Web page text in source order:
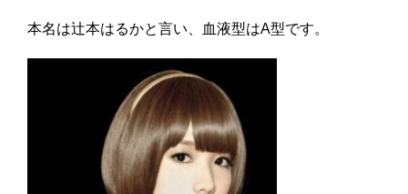
本名は辻本はるかと言い、血液型はA型です。